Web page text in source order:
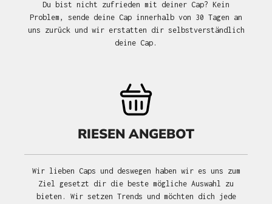
Du bist nicht zufrieden mit deiner Cap? Kein
Problem, sende deine Cap innerhalb von 30 Tagen an
uns zurück und wir erstatten dir selbstverständlich
deine Cap.
RIESEN ANGEBOT
Wir lieben Caps und deswegen haben wir es uns zum
Ziel gesetzt dir die beste mögliche Auswahl zu
bieten. Wir setzen Trends und möchten dich jede